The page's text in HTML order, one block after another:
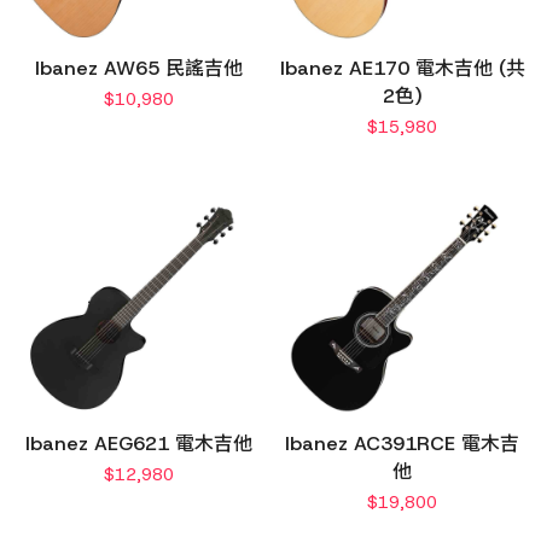
Ibanez AW65 民謠吉他
$10,980
Ibanez AE170 電木吉他 (共
2色)
$15,980
Ibanez AEG621 電木吉他
$12,980
Ibanez AC391RCE 電木吉
他
$19,800